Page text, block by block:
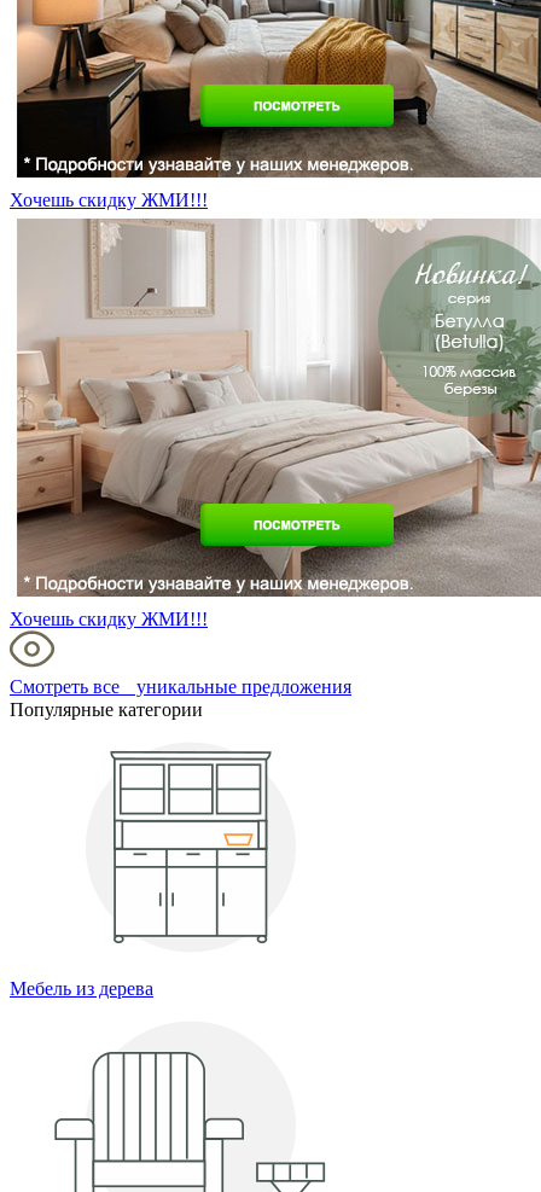
Хочешь скидку ЖМИ!!!
Хочешь скидку ЖМИ!!!
Смотреть все уникальные предложения
Популярные категории
Мебель из дерева